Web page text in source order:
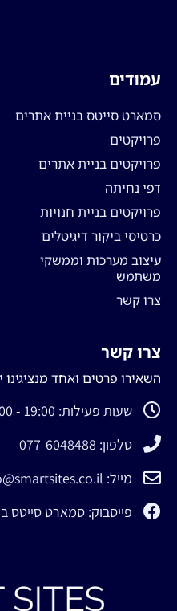
עמודים
סמארט סייטס בניית אתרים
פרויקטים
פרויקטים בניית אתרים
דפי נחיתה
פרויקטים בניית חנויות
כרטיסי ביקור דיגיטלים
עיצוב מערכות וממשקי
משתמש
צרו קשר
צרו קשר
השאירו פרטים ואחד מנציגינו
שעות פעילות: 19:00 - 09:00
טלפון: 077-6048488
מייל: info@smartsites.co.il
פייסבוק: סמארט סייטס